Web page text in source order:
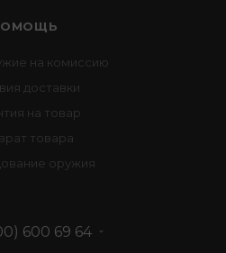
на комиссию
доставки
на товар
товара
оружия
600 69 64